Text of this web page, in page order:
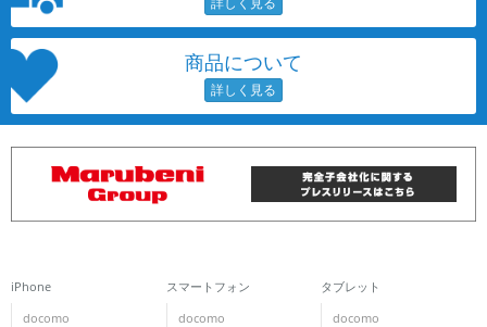
商品について
iPhone
docomo
スマートフォン
docomo
タブレット
docomo